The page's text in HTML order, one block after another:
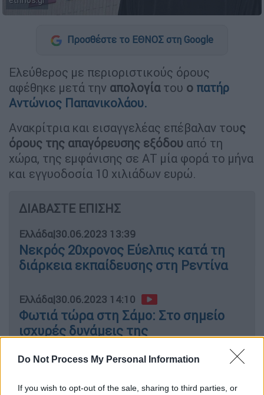
Do Not Process My Personal Information
If you wish to opt-out of the sale, sharing to third parties, or
Προσθέστε το ΕΘΝΟΣ στη Google
Ελεύθερος με περιοριστικούς όρους
αφέθηκε μετά την απολογίατου ο πατήρ
Αντώνιος Παπανικολάου.
Ανακρίτρια και εισαγγελέας επέβαλαν τους
όρους της απαγόρευσης εξόδου από τη
χώρα, της εμφάνισης σε ΑΤ μία φορά το μήνα
και εγγυοδοσία 10 χιλιάδων ευρώ.
ΔΙΑΒΑΣΤΕ ΕΠΙΣΗΣ
Ελλάδα|30.06.2023 13:39
Νεκρός 20χρονος Εύελπις κατά τη
διάρκεια εκπαίδευσης στη Ρεντίνα
Ελλάδα|30.06.2023 14:10
Φωτιά τώρα στη Σάμο: Στο σημείο
ισχυρές δυνάμεις της